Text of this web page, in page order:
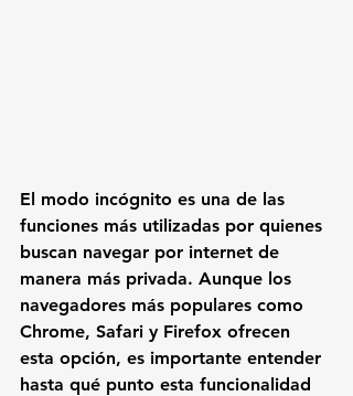
El modo incógnito es una de las
funciones más utilizadas por quienes
buscan navegar por internet de
manera más privada. Aunque los
navegadores más populares como
Chrome, Safari y Firefox ofrecen
esta opción, es importante entender
hasta qué punto esta funcionalidad